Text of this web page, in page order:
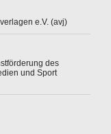
e.V. (avj)
des
und Sport